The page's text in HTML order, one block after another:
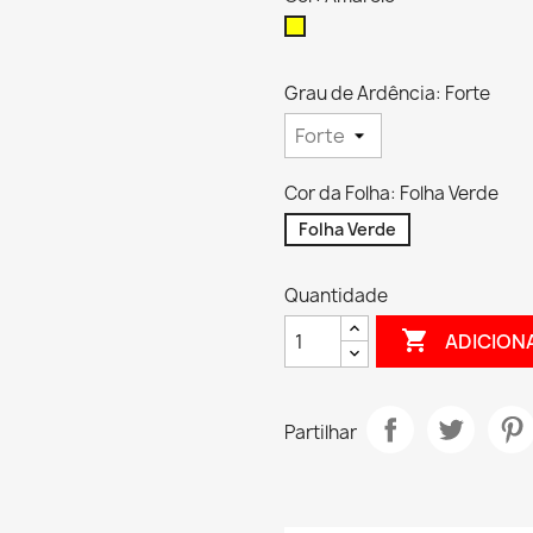
Grau de Ardência: Forte
Cor da Folha: Folha Verde
Folha Verde
Quantidade

Partilhar